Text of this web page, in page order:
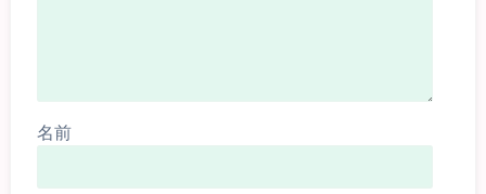
名前